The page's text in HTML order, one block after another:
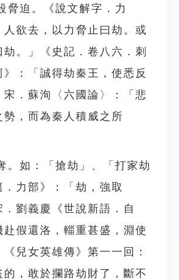
脅迫。《說文解字．力
人欲去，以力脅止曰劫。或
劫。」《史記．卷八六．刺
：「誠得劫秦王，使悉反
宋．蘇洵〈六國論〉：「悲
勢，而為秦人積威之所
。如：「搶劫」、「打家劫
力部》：「劫，強取
劉義慶《世說新語．自
赴假還洛，輜重甚盛，淵使
兒女英雄傳》第一一回：
的，敢於攔路劫財了，斷不